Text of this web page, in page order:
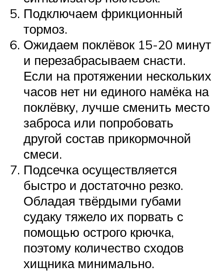
Подключаем фрикционный
тормоз.
Ожидаем поклёвок 15-20 минут
и перезабрасываем снасти.
Если на протяжении нескольких
часов нет ни единого намёка на
поклёвку, лучше сменить место
заброса или попробовать
другой состав прикормочной
смеси.
Подсечка осуществляется
быстро и достаточно резко.
Обладая твёрдыми губами
судаку тяжело их порвать с
помощью острого крючка,
поэтому количество сходов
хищника минимально.